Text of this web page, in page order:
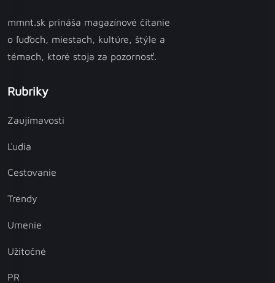
mmnt.sk prináša magazínové čítanie
o ľuďoch, miestach, kultúre, štýle a
témach, ktoré stoja za pozornosť.
Rubriky
Zaujímavosti
Ľudia
Cestovanie
Trendy
Umenie
Užitočné
PR